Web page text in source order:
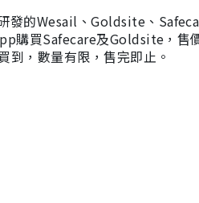
發的Wesail、Goldsite、
購買Safecare及Goldsite，售
到，數量有限，售完即止。